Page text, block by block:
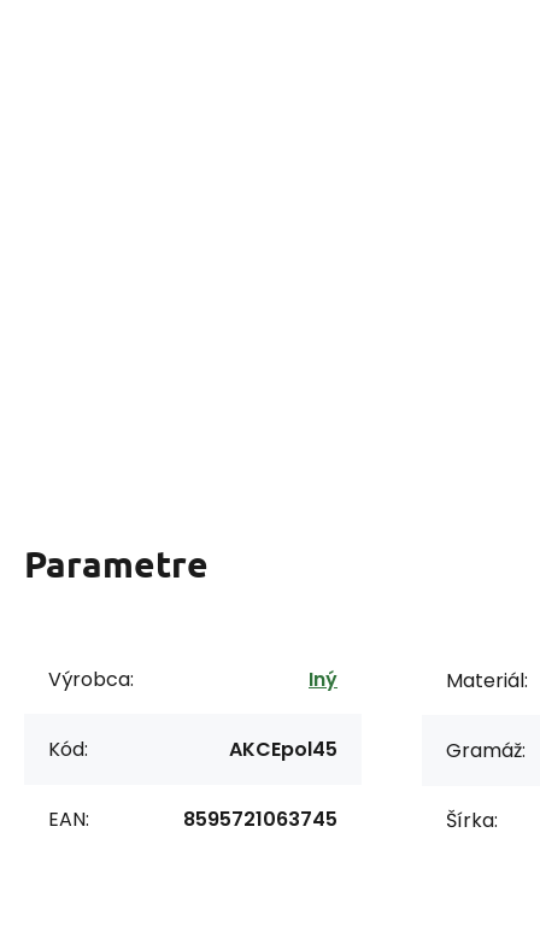
Parametre
Výrobca: Iný
Kód: AKCEpol45
EAN: 8595721063745
Materiál:
Gramáž:
Šírka: